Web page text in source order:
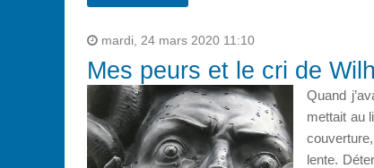
mardi, 24 mars 2020 11:10
Mes peurs et le cri de
Quand
mettait au
lente.